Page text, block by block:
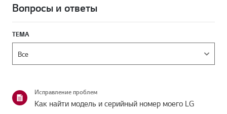
Вопросы и ответы
ТЕМА
Исправление проблем
Как найти модель и серийный номер моего LG